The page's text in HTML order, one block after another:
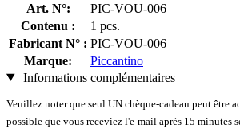
Art. N°:
PIC-VOU-006
Contenu :
1 pcs.
Fabricant N° : PIC-VOU-006
Marque:
Piccantino
Informations complémentaires
Veuillez noter que seul UN chèque-cadeau peut être
possible que vous receviez l'e-mail après 15 minutes